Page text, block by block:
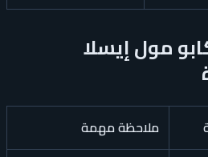
مول إيسلا
ملاحظة مهمة